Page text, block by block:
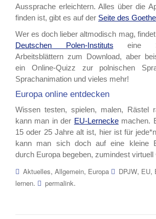
Aussprache erleichtern. Alles über die
finden ist, gibt es auf der Seite des
Wer es doch lieber altmodisch mag,
Deutschen Polen-Instituts eine
Arbeitsblättern zum Download, aber
ein Online-Quizz zur polnischen
Sprachanimation und vieles mehr!
Europa online entdecken
Wissen testen, spielen, malen, Rästel
kann man in der EU-Lerneckemachen.
15 oder 25 Jahre alt ist, hier ist für
kann man sich doch auf eine kleine
durch Europa begeben, zumindest virtuell
Aktuelles, Allgemein, Europa DPJW, EU,
lernen. permalink.